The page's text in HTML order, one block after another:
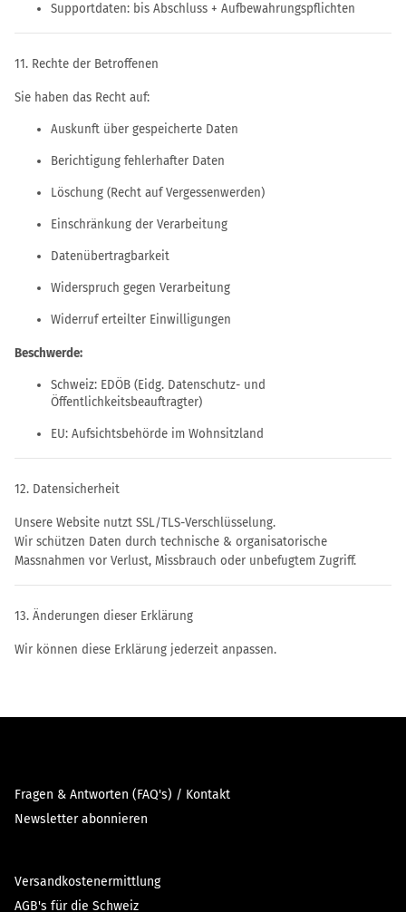
Supportdaten: bis Abschluss + Aufbewahrungspflichten
11. Rechte der Betroffenen
Sie haben das Recht auf:
Auskunft über gespeicherte Daten
Berichtigung fehlerhafter Daten
Löschung (Recht auf Vergessenwerden)
Einschränkung der Verarbeitung
Datenübertragbarkeit
Widerspruch gegen Verarbeitung
Widerruf erteilter Einwilligungen
Beschwerde:
Schweiz: EDÖB (Eidg. Datenschutz- und
Öffentlichkeitsbeauftragter)
EU: Aufsichtsbehörde im Wohnsitzland
12. Datensicherheit
Unsere Website nutzt SSL/TLS-Verschlüsselung.
Wir schützen Daten durch technische & organisatorische
Massnahmen vor Verlust, Missbrauch oder unbefugtem Zugriff.
13. Änderungen dieser Erklärung
Wir können diese Erklärung jederzeit anpassen.
Fragen & Antworten (FAQ's) / Kontakt
Newsletter abonnieren
Versandkostenermittlung
AGB's für die Schweiz